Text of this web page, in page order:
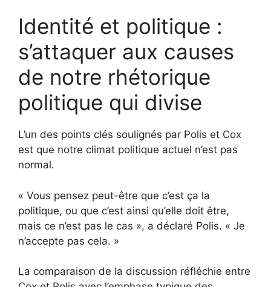
Identité et politique :
s’attaquer aux causes
de notre rhétorique
politique qui divise
L’un des points clés soulignés par Polis et Cox
est que notre climat politique actuel n’est pas
normal.
« Vous pensez peut-être que c’est ça la
politique, ou que c’est ainsi qu’elle doit être,
mais ce n’est pas le cas », a déclaré Polis. « Je
n’accepte pas cela. »
La comparaison de la discussion réfléchie entre